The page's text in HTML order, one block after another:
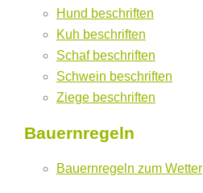
Hund beschriften
Kuh beschriften
Schaf beschriften
Schwein beschriften
Ziege beschriften
Bauernregeln
Bauernregeln zum Wetter